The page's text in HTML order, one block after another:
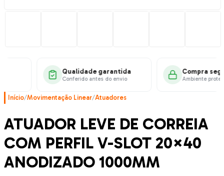
Qualidade garantida
Conferido antes do envio
Compra
Ambiente
Início/Movimentação Linear/Atuadores
ATUADOR LEVE DE CORREIA
COM PERFIL V-SLOT 20×40
ANODIZADO 1000MM